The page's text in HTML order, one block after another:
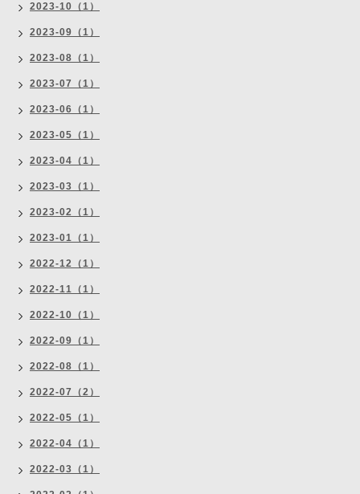
2023-10（1）
2023-09（1）
2023-08（1）
2023-07（1）
2023-06（1）
2023-05（1）
2023-04（1）
2023-03（1）
2023-02（1）
2023-01（1）
2022-12（1）
2022-11（1）
2022-10（1）
2022-09（1）
2022-08（1）
2022-07（2）
2022-05（1）
2022-04（1）
2022-03（1）